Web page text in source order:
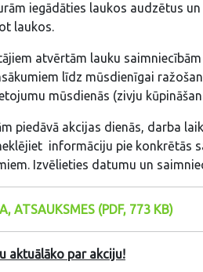
iegādāties laukos audzētus
laukos.
atvērtām lauku
līdz mūsdienīgai
mūsdienās (zivju
piedāvā akcijas dienās, darba
informāciju pie konkrētās
Izvēlieties datumu un
ATSAUKSMES (PDF, 773 KB)
aktuālāko par akciju!